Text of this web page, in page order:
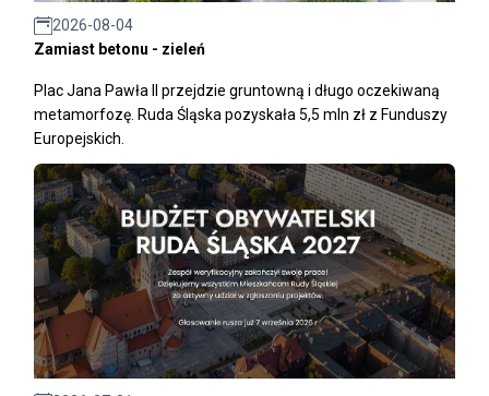
2026-08-04
Zamiast betonu - zieleń
Plac Jana Pawła II przejdzie gruntowną i długo oczekiwaną
metamorfozę. Ruda Śląska pozyskała 5,5 mln zł z Funduszy
Europejskich.